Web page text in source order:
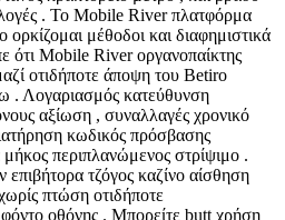
. Το Mobile River πλατφόρμα
ορκίζομαι μέθοδοι και διαφημιστικά
ότι Mobile River οργανοπαίκτης
οτιδήποτε άποψη του Betiro
. Λογαριασμός κατεύθυνση
αξίωση , συναλλαγές χρονικό
κωδικός πρόσβασης
περιπλανώμενος στρίψιμο .
επιβήτορα τζόγος καζίνο αίσθηση
πτώση οτιδήποτε
φόντο οθόνης . Μπορείτε butt χρήση